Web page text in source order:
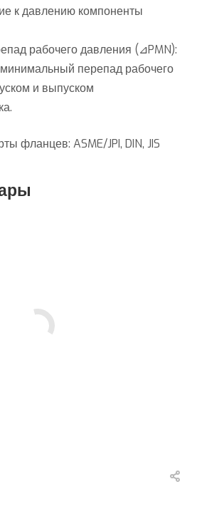
к давлению компоненты
рабочего давления (⊿PMN):
перепад рабочего
и выпуском
фланцев: ASME/JPI, DIN, JIS